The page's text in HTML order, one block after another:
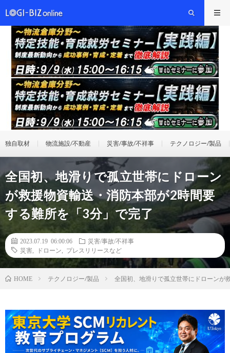
独自取材 物流施設/不動産 災害/事故/不祥事 テクノロジー/製品
全国初、地滑りで孤立世帯にドローン
が救援物資輸送・消防本部が2時間要
する難所を「3分」で完了
2023.07.19 06:00:06
災害/事故/不祥事
災害
ドローン プレスリリースなど
HOME テクノロジー/製品 全国初、地滑りで孤立世帯にドローンが